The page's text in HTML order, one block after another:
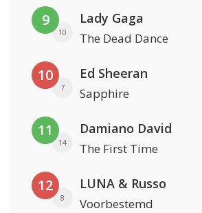
9
10
Lady Gaga
The Dead Dance
10
7
Ed Sheeran
Sapphire
11
14
Damiano David
The First Time
12
8
LUNA & Russo
Voorbestemd